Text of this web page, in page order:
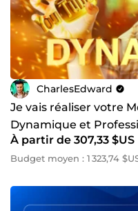
CharlesEdward
Je vais réaliser votre
Dynamique et
À partir de 307,33 $US
Budget moyen : 1 323,74